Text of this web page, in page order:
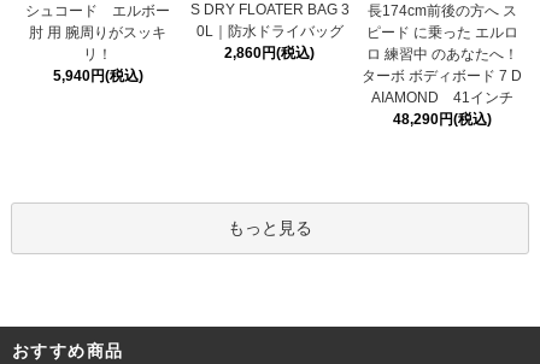
シュコード エルボー
肘 用 腕周りがスッキ
リ！
5,940円(税込)
S DRY FLOATER BAG 3
0L｜防水ドライバッグ
2,860円(税込)
長174cm前後の方へ ス
ピード に乗った エルロ
ロ 練習中 のあなたへ！
ターボ ボディボード 7 D
AIAMOND 41インチ
48,290円(税込)
もっと見る
おすすめ商品